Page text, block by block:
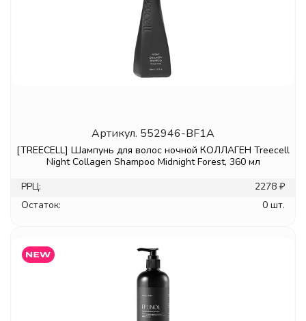
Артикул. 552946-BF1A
[TREECELL] Шампунь для волос ночной КОЛЛАГЕН Treecell
Night Collagen Shampoo Midnight Forest, 360 мл
РРЦ:
2278 ₽
Остаток:
0 шт.